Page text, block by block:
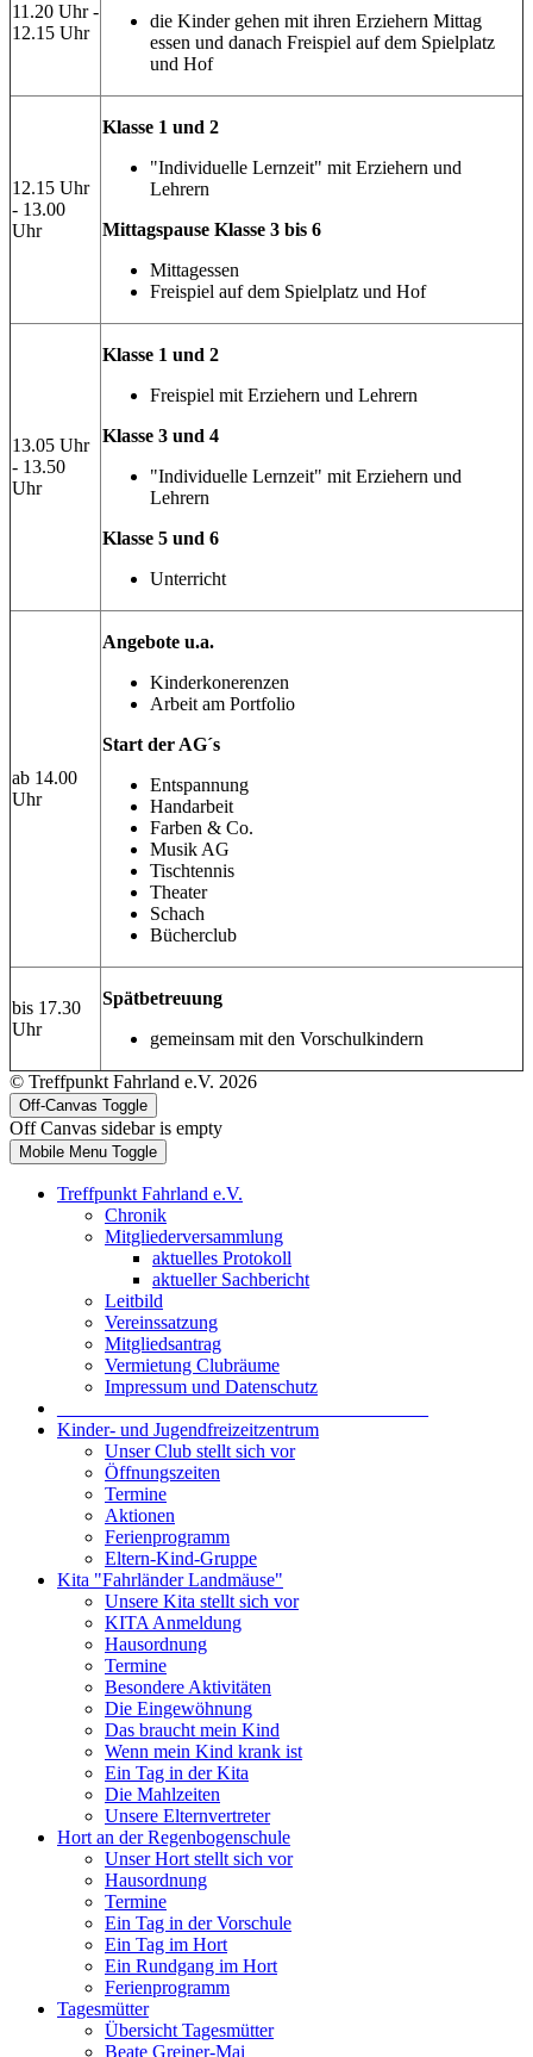
11.20 Uhr -
12.15 Uhr
die Kinder gehen mit ihren Erziehern Mittag
essen und danach Freispiel auf dem Spielplatz
und Hof
12.15 Uhr
- 13.00
Uhr
Klasse 1 und 2
"Individuelle Lernzeit" mit Erziehern und
Lehrern
Mittagspause Klasse 3 bis 6
Mittagessen
Freispiel auf dem Spielplatz und Hof
13.05 Uhr
- 13.50
Uhr
Klasse 1 und 2
Freispiel mit Erziehern und Lehrern
Klasse 3 und 4
"Individuelle Lernzeit" mit Erziehern und
Lehrern
Klasse 5 und 6
Unterricht
ab 14.00
Uhr
Angebote u.a.
Kinderkonerenzen
Arbeit am Portfolio
Start der AG´s
Entspannung
Handarbeit
Farben & Co.
Musik AG
Tischtennis
Theater
Schach
Bücherclub
bis 17.30
Uhr
Spätbetreuung
gemeinsam mit den Vorschulkindern
© Treffpunkt Fahrland e.V. 2026
Off-Canvas Toggle
Off Canvas sidebar is empty
Mobile Menu Toggle
Treffpunkt Fahrland e.V.
Chronik
Mitgliederversammlung
aktuelles Protokoll
aktueller Sachbericht
Leitbild
Vereinssatzung
Mitgliedsantrag
Vermietung Clubräume
Impressum und Datenschutz
Kinder- und Jugendfreizeitzentrum
Unser Club stellt sich vor
Öffnungszeiten
Termine
Aktionen
Ferienprogramm
Eltern-Kind-Gruppe
Kita "Fahrländer Landmäuse"
Unsere Kita stellt sich vor
KITA Anmeldung
Hausordnung
Termine
Besondere Aktivitäten
Die Eingewöhnung
Das braucht mein Kind
Wenn mein Kind krank ist
Ein Tag in der Kita
Die Mahlzeiten
Unsere Elternvertreter
Hort an der Regenbogenschule
Unser Hort stellt sich vor
Hausordnung
Termine
Ein Tag in der Vorschule
Ein Tag im Hort
Ein Rundgang im Hort
Ferienprogramm
Tagesmütter
Übersicht Tagesmütter
Beate Greiner-Mai